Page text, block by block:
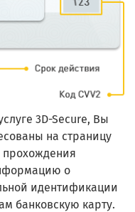
3D-Secure, Вы
на страницу
прохождения
о
идентификации
банковскую карту.